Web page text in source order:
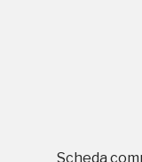
Scheda
di